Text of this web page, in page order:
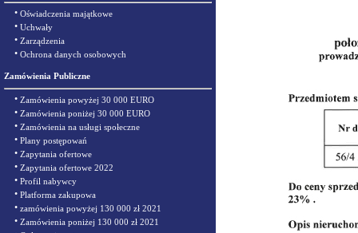
• Oświadczenia majątkowe
• Uchwały
• Zarządzenia
• Ochrona danych osobowych
Zamówienia Publiczne
• Zamówienia powyżej 30 000 EURO
• Zamówienia poniżej 30 000 EURO
• Zamówienia na usługi społeczne
• Plany postępowań
• Zapytania ofertowe
• Zapytania ofertowe 2022
• Profil nabywcy
• Platforma zakupowa
• zamówienia powyżej 130 000 zł 2021
• Zamówienia poniżej 130 000 zł 2021